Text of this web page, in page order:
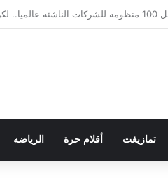
يتحدث أنصار الديمقراطية بلسان الاستعمار
تمازيغت أقلام حرة الرياضه